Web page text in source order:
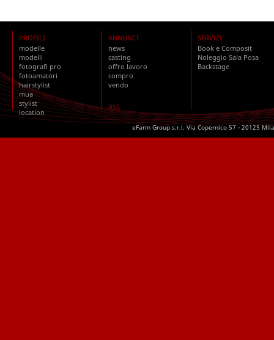
PROFILI
modelle
modelli
fotografi pro
fotoamatori
hairstylist
mua
stylist
location
ANNUNCI
news
casting
offro lavoro
compro
vendo
RSS
SERVIZI
Book e Composit
Noleggio Sala Posa
Backstage
eFarm Group s.r.l. Via Copernico 57 - 20125